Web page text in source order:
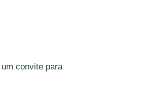
convite para